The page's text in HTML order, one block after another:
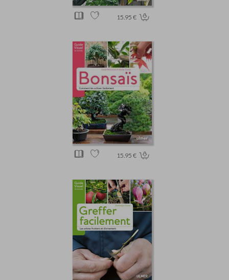
15.95 €
15.95 €